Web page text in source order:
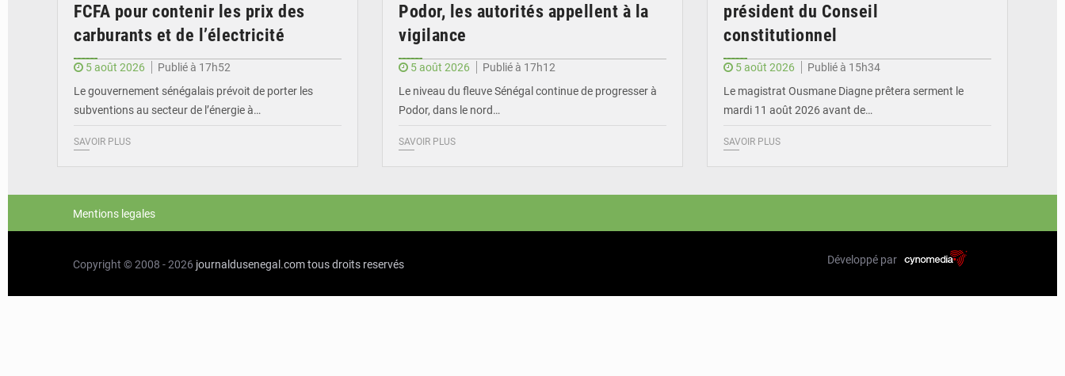
FCFA pour contenir les prix des
carburants et de l’électricité
5 août 2026
Publié à 17h52
Le gouvernement sénégalais prévoit de porter les
subventions au secteur de l’énergie à…
SAVOIR PLUS
Podor, les autorités appellent à la
vigilance
5 août 2026
Publié à 17h12
Le niveau du fleuve Sénégal continue de progresser à
Podor, dans le nord…
SAVOIR PLUS
président du Conseil
constitutionnel
5 août 2026
Publié à 15h34
Le magistrat Ousmane Diagne prêtera serment le
mardi 11 août 2026 avant de…
SAVOIR PLUS
Mentions legales
Copyright © 2008 - 2026 journaldusenegal.comtous droits reservés Développé par